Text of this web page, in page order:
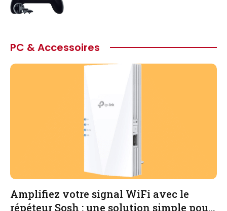
PC & Accessoires
Amplifiez votre signal WiFi avec le
répéteur Sosh : une solution simple pour